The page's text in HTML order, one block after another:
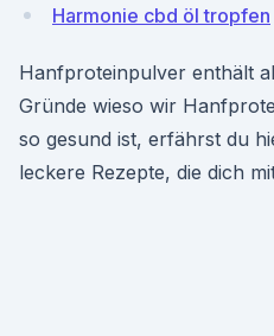
Harmonie cbd öl tropfen
Hanfproteinpulver enthält
Gründe wieso wir
so gesund ist, erfährst du
leckere Rezepte, die dich